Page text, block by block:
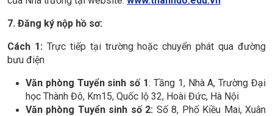
7. Đăng ký nộp hồ sơ:
Cách 1: Trực tiếp tại trường hoặc chuyển phát qua đường
bưu điện
Văn phòng Tuyển sinh số 1: Tầng 1, Nhà A, Trường Đại
học Thành Đô, Km15, Quốc lộ 32, Hoài Đức, Hà Nội
Văn phòng Tuyển sinh số 2: Số 8, Phố Kiều Mai, Xuân